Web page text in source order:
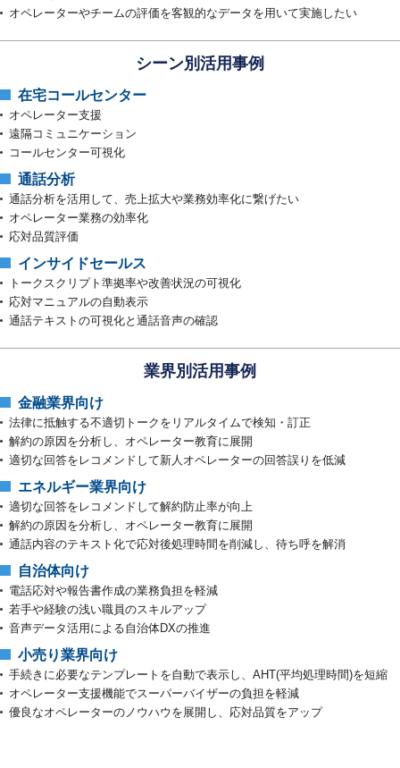
オペレーターやチームの評価を客観的なデータを用いて実施したい
シーン別活用事例
在宅コールセンター
オペレーター支援
遠隔コミュニケーション
コールセンター可視化
通話分析
通話分析を活用して、売上拡大や業務効率化に繋げたい
オペレーター業務の効率化
応対品質評価
インサイドセールス
トークスクリプト準拠率や改善状況の可視化
応対マニュアルの自動表示
通話テキストの可視化と通話音声の確認
業界別活用事例
金融業界向け
法律に抵触する不適切トークをリアルタイムで検知・訂正
解約の原因を分析し、オペレーター教育に展開
適切な回答をレコメンドして新人オペレーターの回答誤りを低減
エネルギー業界向け
適切な回答をレコメンドして解約防止率が向上
解約の原因を分析し、オペレーター教育に展開
通話内容のテキスト化で応対後処理時間を削減し、待ち呼を解消
自治体向け
電話応対や報告書作成の業務負担を軽減
若手や経験の浅い職員のスキルアップ
音声データ活用による自治体DXの推進
小売り業界向け
手続きに必要なテンプレートを自動で表示し、AHT(平均処理時間)を短縮
オペレーター支援機能でスーパーバイザーの負担を軽減
優良なオペレーターのノウハウを展開し、応対品質をアップ